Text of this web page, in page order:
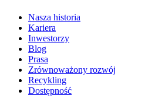
Nasza historia
Kariera
Inwestorzy
Blog
Prasa
Zrównoważony rozwój
Recykling
Dostępność